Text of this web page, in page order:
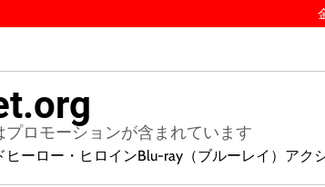
プロモーションが含まれています
ヒーロー・ヒロインBlu-ray（ブルーレイ） アク